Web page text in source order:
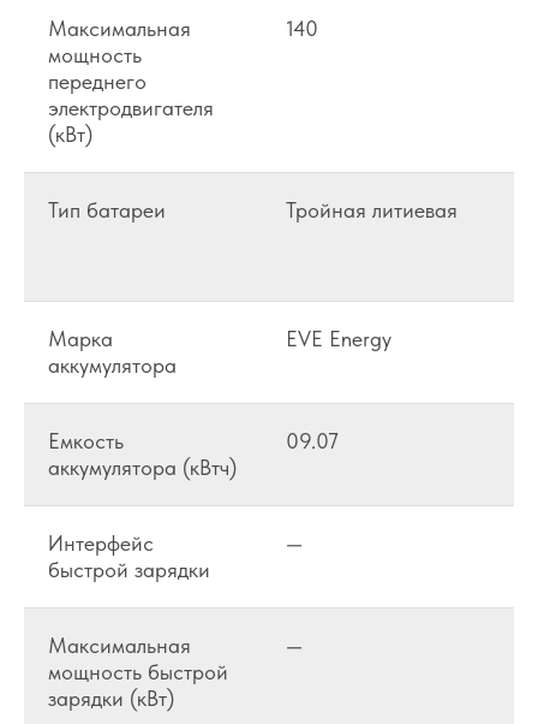
Максимальная
мощность
переднего
электродвигателя
(кВт)
140
Тип батареи Тройная литиевая
Марка
аккумулятора
EVE Energy
Емкость
аккумулятора (кВтч)
09.07
Интерфейс
быстрой зарядки
—
Максимальная
мощность быстрой
зарядки (кВт)
—